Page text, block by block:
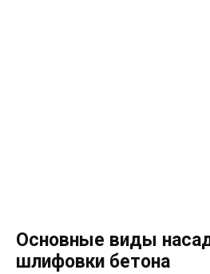
Основные виды
шлифовки бетона